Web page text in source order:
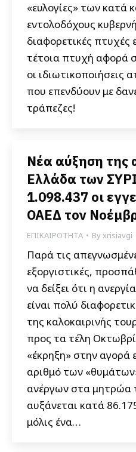
«ευλογίες» των κατά
εντολοδόχους
διαφορετικές
τέτοια πτυχή αφορά
οι ιδιωτικοποιήσεις
που επενδύουν με
τράπεζες!
Νέα αύξηση της
Ελλάδα των
1.098.437 οι
ΟΑΕΔ τον
ΕΠΙΚΑΙΡΟΤΗΤΑ Byxrisiavgi
Παρά τις
εξοργιστικές,
να δείξει ότι η
είναι πολύ
της καλοκαιρινής
προς τα τέλη
«έκρηξη» στην αγορά
αριθμό των
ανέργων στα μητρώα
αυξάνεται κατά
μόλις ένα…